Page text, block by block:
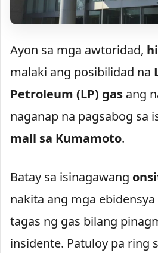
Ayon sa mga awtoridad,
malaki ang posibilidad na
Petroleum (LP) gas ang
naganap na pagsabog sa
mall sa Kumamoto.
Batay sa isinagawang
nakita ang mga
tagas ng gas bilang
insidente. Patuloy pa ring